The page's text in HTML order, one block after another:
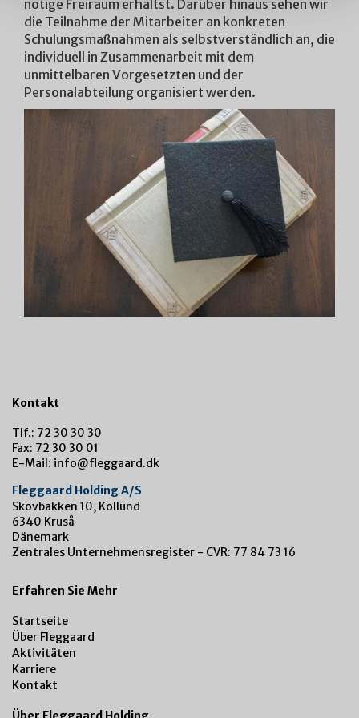
nötige Freiraum erhältst. Darüber hinaus sehen wir
die Teilnahme der Mitarbeiter an konkreten
Schulungsmaßnahmen als selbstverständlich an, die
individuell in Zusammenarbeit mit dem
unmittelbaren Vorgesetzten und der
Personalabteilung organisiert werden.
Kontakt
Tlf.: 72 30 30 30
Fax: 72 30 30 01
E-Mail: info@fleggaard.dk
Fleggaard Holding A/S
Skovbakken 10, Kollund
6340 Kruså
Dänemark
Zentrales Unternehmensregister - CVR: 77 84 73 16
Erfahren Sie Mehr
Startseite
Über Fleggaard
Aktivitäten
Karriere
Kontakt